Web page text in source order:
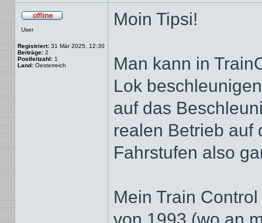
User
Registriert: 31 Mär 2025, 12:30
Beiträge: 2
Postleitzahl: 1
Land: Oesterreich
Moin Tipsi!
Man kann in
Lok
auf das
realen Betrieb auf
Fahrstufen also
Mein Train